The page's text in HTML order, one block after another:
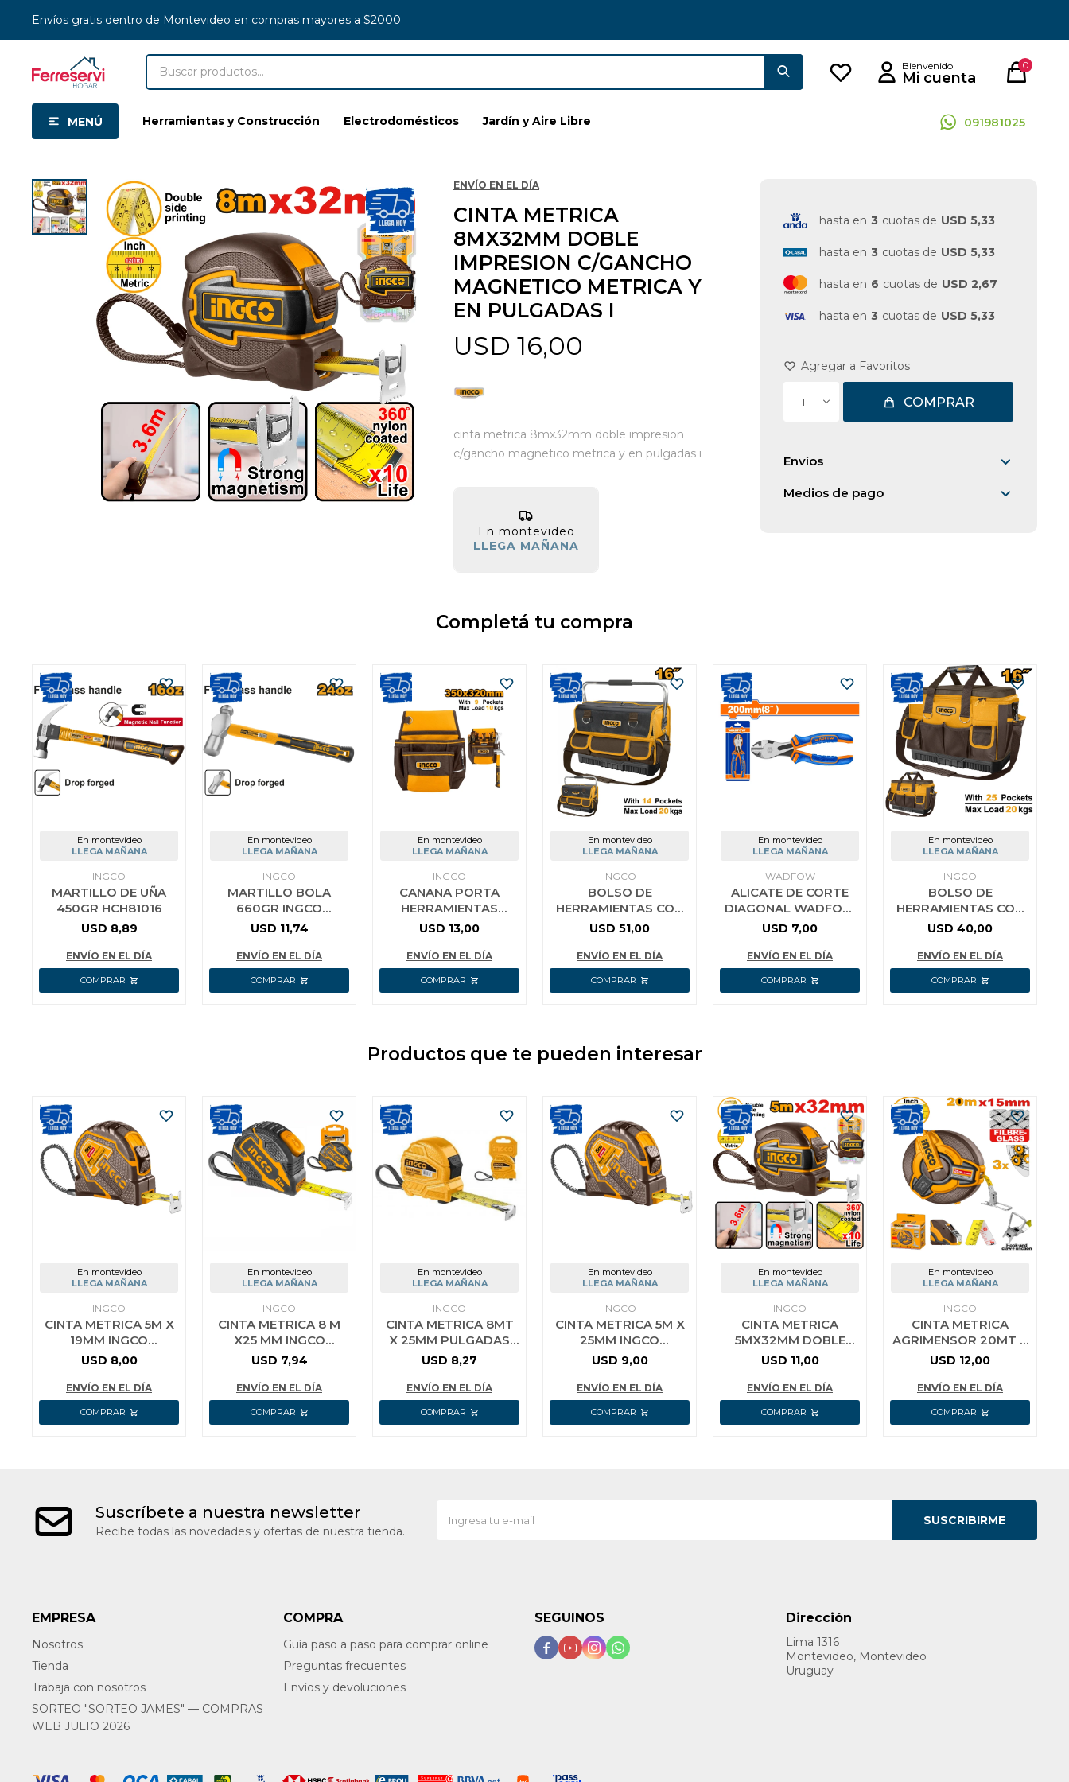
MENÚ Herramientas y Construcción Electrodomésticos Jardín y Aire Libre 091981025
0
Envíos gratis dentro de Montevideo en compras mayores a $2000
ENVÍO EN EL DÍA
CINTA METRICA
8MX32MM DOBLE
IMPRESION C/GANCHO
MAGNETICO METRICA Y
EN PULGADAS I
USD 16,00
cinta metrica 8mx32mm doble impresion
c/gancho magnetico metrica y en pulgadas i
En montevideo
LLEGA MAÑANA
hasta en 3 cuotas de USD 5,33
hasta en 3 cuotas de USD 5,33
hasta en 6 cuotas de USD 2,67
hasta en 3 cuotas de USD 5,33
1 COMPRAR
Envíos
Medios de pago
Completá tu compra
En montevideo
LLEGA MAÑANA
INGCO
MARTILLO DE UÑA
450GR HCH81016
USD 8,89
ENVÍO EN EL DÍA
En montevideo
LLEGA MAÑANA
INGCO
MARTILLO BOLA
660GR INGCO
HBPH88024 MANGO
USD 11,74
ENVÍO EN EL DÍA
En montevideo
LLEGA MAÑANA
INGCO
CANANA PORTA
HERRAMIENTAS
35X32CM MAX 10KG
USD 13,00
ENVÍO EN EL DÍA
En montevideo
LLEGA MAÑANA
INGCO
BOLSO DE
HERRAMIENTAS CON
BASE REFORZADA 16
- 20KG - HTBGL05
USD 51,00
ENVÍO EN EL DÍA
En montevideo
LLEGA MAÑANA
WADFOW
ALICATE DE CORTE
DIAGONAL WADFOW
WPL7608
USD 7,00
ENVÍO EN EL DÍA
En montevideo
LLEGA MAÑANA
INGCO
BOLSO DE
HERRAMIENTAS CON
BASE REFORZADA 16
- 20KG - HTBG10 I
USD 40,00
ENVÍO EN EL DÍA
Productos que te pueden interesar
En montevideo
LLEGA MAÑANA
INGCO
CINTA METRICA 5M X
19MM INGCO
INDUSTRIAL
USD 8,00
ENVÍO EN EL DÍA
En montevideo
LLEGA MAÑANA
INGCO
CINTA METRICA 8 M
X25 MM INGCO
HSMT08825
USD 7,94
ENVÍO EN EL DÍA
En montevideo
LLEGA MAÑANA
INGCO
CINTA METRICA 8MT
X 25MM PULGADAS
MILIMETROS
USD 8,27
ENVÍO EN EL DÍA
En montevideo
LLEGA MAÑANA
INGCO
CINTA METRICA 5M X
25MM INGCO
HSMT8805.1
USD 9,00
ENVÍO EN EL DÍA
En montevideo
LLEGA MAÑANA
INGCO
CINTA METRICA
5MX32MM DOBLE
IMPRESION C/
METRICA Y EN
PULGADAS
USD 11,00
ENVÍO EN EL DÍA
En montevideo
LLEGA MAÑANA
INGCO
CINTA METRICA
AGRIMENSOR 20MT X
15MM CON GANCHO Y
INGCO HFMT1820
USD 12,00
ENVÍO EN EL DÍA
Suscríbete a nuestra newsletter
Recibe todas las novedades y ofertas de nuestra tienda.
SUSCRIBIRME
EMPRESA
Nosotros
Tienda
Trabaja con nosotros
SORTEO "SORTEO JAMES" — COMPRAS
WEB JULIO 2026
COMPRA
Guía paso a paso para comprar online
Preguntas frecuentes
Envíos y devoluciones
Dirección
Lima 1316
Montevideo, Montevideo
Uruguay
SEGUINOS
   